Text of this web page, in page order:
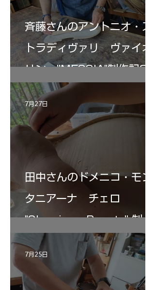
斉藤さんのアントニオ・ス
トラディヴァリ ヴァイオ
リン ”MESSIA"制作記33
田中さんのドメニコ・モン
タニアーナ チェロ
"Sleeping・Beauty” 制作
記 30
7月27日
7月25日